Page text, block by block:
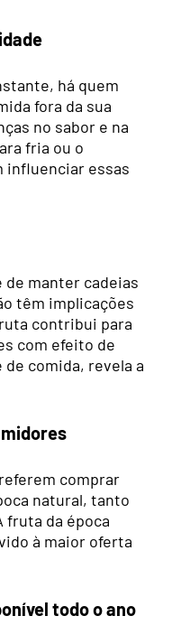
há quem
fora da sua
no sabor e na
fria ou o
influenciar essas
de manter cadeias
têm implicações
contribui para
com efeito de
comida, revela a
comprar
natural, tanto
fruta da época
à maior oferta
todo o ano